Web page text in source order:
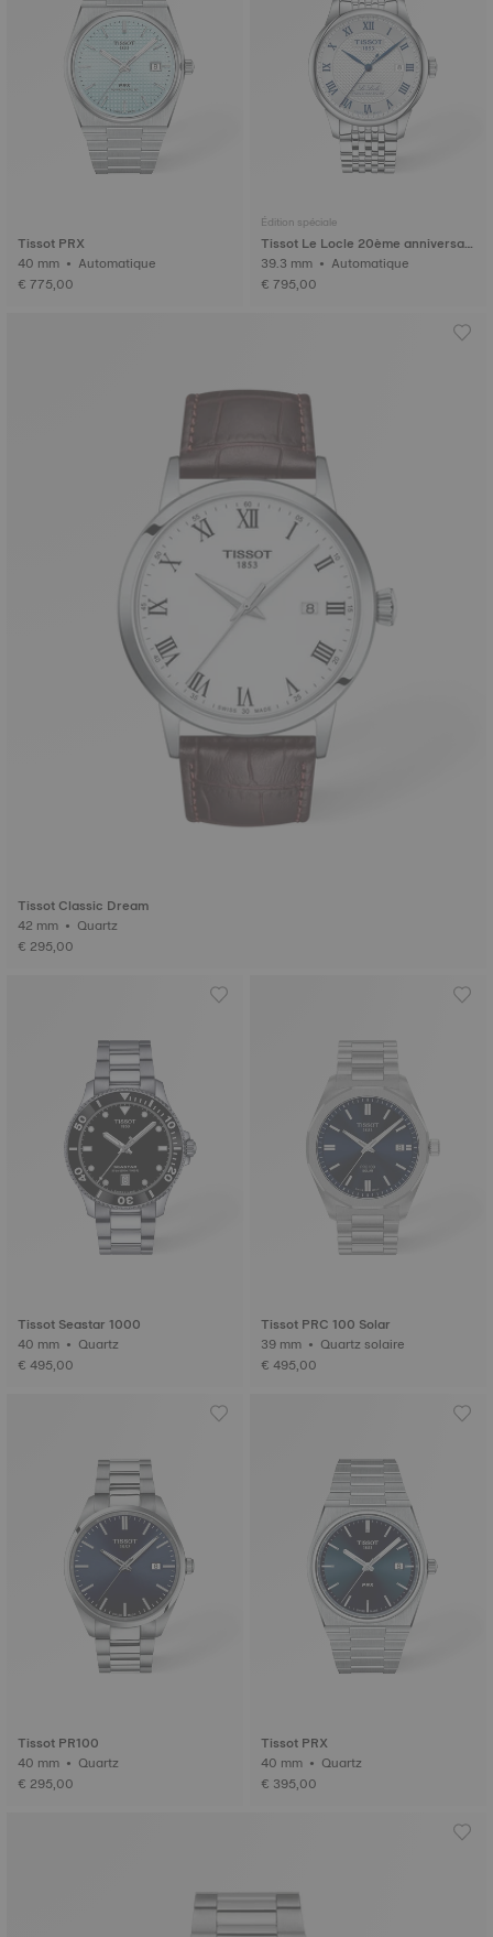
Tissot PRX
40 mm • Automatique
€ 775,00
Édition spéciale
Tissot Le Locle 20ème anniversair
e
39.3 mm • Automatique
€ 795,00
Tissot Classic Dream
42 mm • Quartz
€ 295,00
Tissot Seastar 1000
40 mm • Quartz
€ 495,00
Tissot PRC 100 Solar
39 mm • Quartz solaire
€ 495,00
Tissot PR100
40 mm • Quartz
€ 295,00
Tissot PRX
40 mm • Quartz
€ 395,00